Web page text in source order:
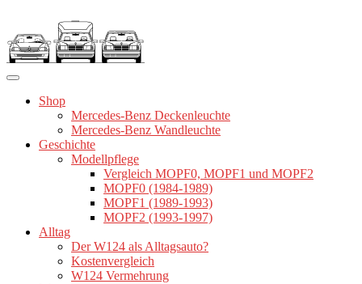
springen
Shop
Mercedes-Benz Deckenleuchte
Mercedes-Benz Wandleuchte
Geschichte
Modellpflege
Vergleich MOPF0, MOPF1 und MOPF2
MOPF0 (1984-1989)
MOPF1 (1989-1993)
MOPF2 (1993-1997)
Alltag
Der W124 als Alltagsauto?
Kostenvergleich
W124 Vermehrung